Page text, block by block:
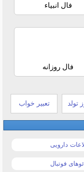
فال انبیاء
فال روزانه
تولد تعبیر خواب
دارویی
فوتبال